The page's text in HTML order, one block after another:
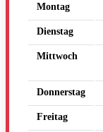
Montag
Dienstag
Mittwoch
Donnerstag
Freitag